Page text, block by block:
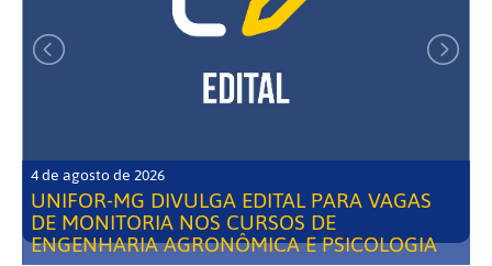
4 de agosto de 2026
UNIFOR-MG DIVULGA EDITAL PARA VAGAS
DE MONITORIA NOS CURSOS DE
ENGENHARIA AGRONÔMICA E PSICOLOGIA